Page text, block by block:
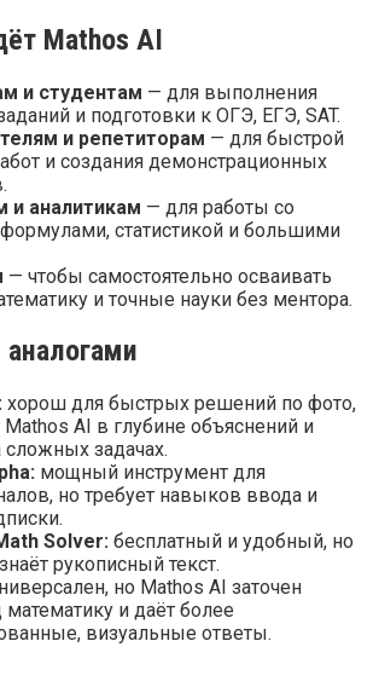
Mathos AI
и студентам — для выполнения
и подготовки к ОГЭ, ЕГЭ, SAT.
и репетиторам — для быстрой
и создания демонстрационных
и аналитикам — для работы со
статистикой и большими
— чтобы самостоятельно осваивать
и точные науки без ментора.
хорош для быстрых решений по фото,
Mathos AI в глубине объяснений и
сложных задачах.
мощный инструмент для
но требует навыков ввода и
Solver: бесплатный и удобный, но
рукописный текст.
но Mathos AI заточен
и даёт более
визуальные ответы.